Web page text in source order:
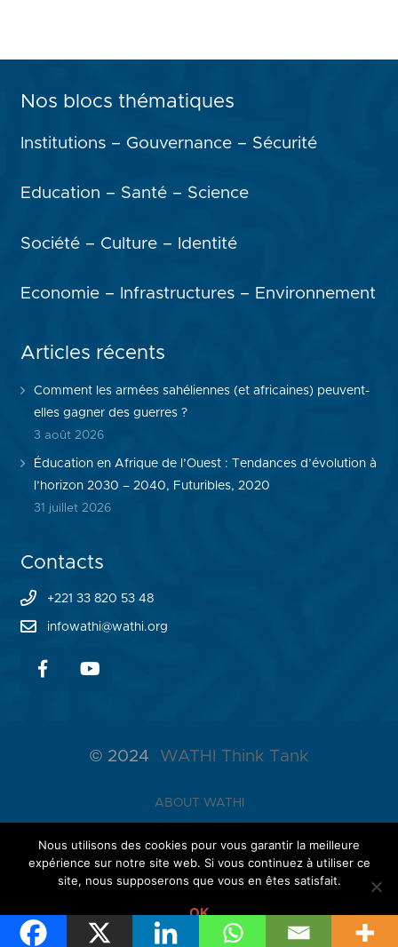
Nos blocs thématiques
Institutions – Gouvernance – Sécurité
Education – Santé – Science
Société – Culture – Identité
Economie – Infrastructures – Environnement
Articles récents
Comment les armées sahéliennes (et africaines) peuvent-
elles gagner des guerres ?
3 août 2026
Éducation en Afrique de l’Ouest : Tendances d’évolution à
l’horizon 2030 – 2040, Futuribles, 2020
31 juillet 2026
Contacts
+221 33 820 53 48
infowathi@wathi.org
© 2024 WATHI Think Tank
ABOUT WATHI
THE LAB
NETWORK
Nous utilisons des cookies pour vous garantir la meilleure
expérience sur notre site web. Si vous continuez à utiliser ce
site, nous supposerons que vous en êtes satisfait.
OK